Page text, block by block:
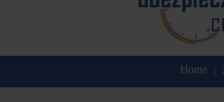
Home